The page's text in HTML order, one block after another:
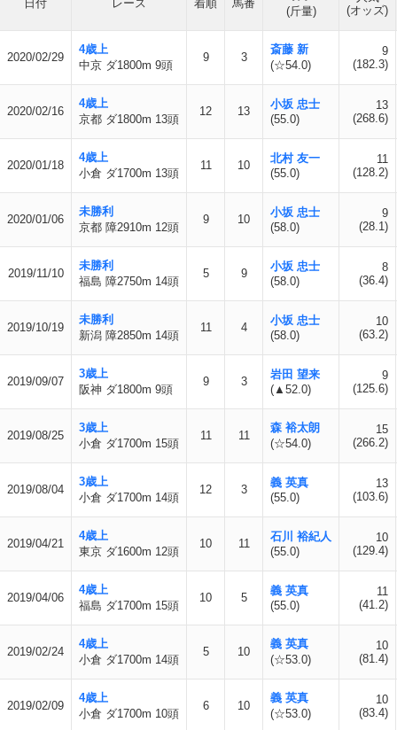
日付 レース 着順 馬番
(斤量)
(オッズ)
2020/02/29
4歳上
中京 ダ1800m 9頭
9 3
斎藤 新
(☆54.0)
9
(182.3)
2020/02/16
4歳上
京都 ダ1800m 13頭
12 13
小坂 忠士
(55.0)
13
(268.6)
2020/01/18
4歳上
小倉 ダ1700m 13頭
11 10
北村 友一
(55.0)
11
(128.2)
2020/01/06
未勝利
京都 障2910m 12頭
9 10
小坂 忠士
(58.0)
9
(28.1)
2019/11/10
未勝利
福島 障2750m 14頭
5 9
小坂 忠士
(58.0)
8
(36.4)
2019/10/19
未勝利
新潟 障2850m 14頭
11 4
小坂 忠士
(58.0)
10
(63.2)
2019/09/07
3歳上
阪神 ダ1800m 9頭
9 3
岩田 望来
(▲52.0)
9
(125.6)
2019/08/25
3歳上
小倉 ダ1700m 15頭
11 11
森 裕太朗
(☆54.0)
15
(266.2)
2019/08/04
3歳上
小倉 ダ1700m 14頭
12 3
義 英真
(55.0)
13
(103.6)
2019/04/21
4歳上
東京 ダ1600m 12頭
10 11
石川 裕紀人
(55.0)
10
(129.4)
2019/04/06
4歳上
福島 ダ1700m 15頭
10 5
義 英真
(55.0)
11
(41.2)
2019/02/24
4歳上
小倉 ダ1700m 14頭
5 10
義 英真
(☆53.0)
10
(81.4)
2019/02/09
4歳上
小倉 ダ1700m 10頭
6 10
義 英真
(☆53.0)
10
(83.4)